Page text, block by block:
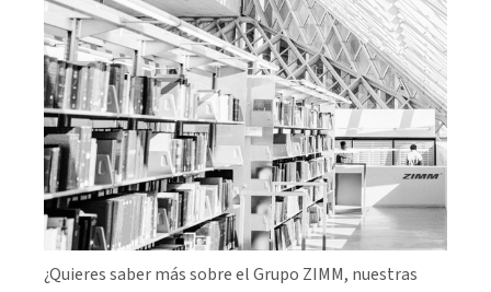
¿Quieres saber más sobre el Grupo ZIMM, nuestras